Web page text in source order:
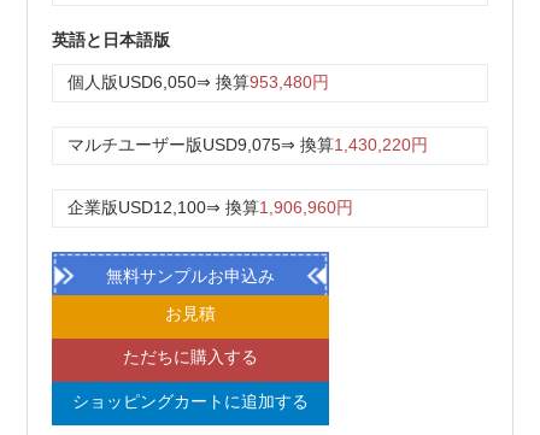
英語と日本語版
個人版USD6,050⇒ 換算953,480円
マルチユーザー版USD9,075⇒ 換算1,430,220円
企業版USD12,100⇒ 換算1,906,960円
無料サンプルお申込み
お見積
ただちに購入する
ショッピングカートに追加する